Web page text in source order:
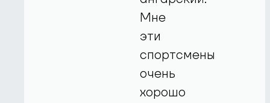
Мне
эти
спортсмены
очень
хорошо